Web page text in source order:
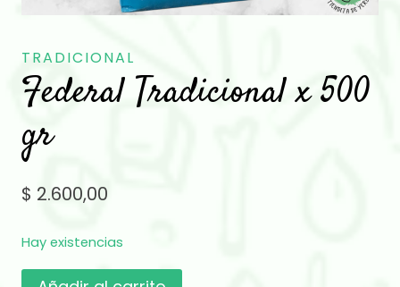
TRADICIONAL
Federal Tradicional x 500
gr
$ 2.600,00
Hay existencias
Federal